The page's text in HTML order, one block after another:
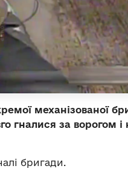
механізованої
гналися за ворогом
бригади.